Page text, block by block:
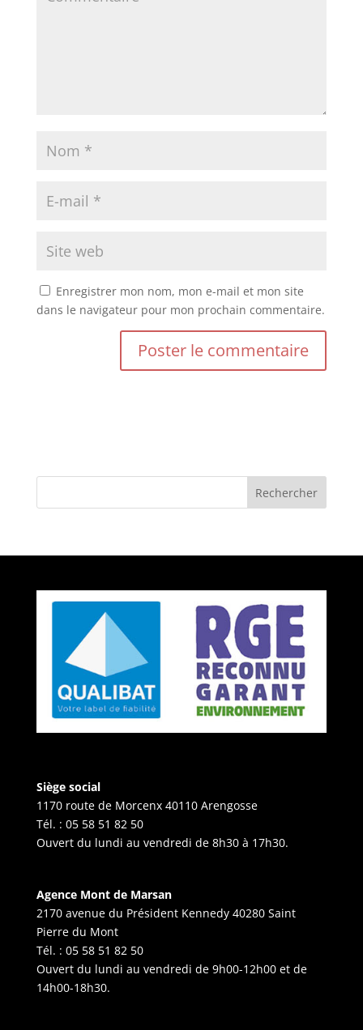
Enregistrer mon nom, mon e-mail et mon site
dans le navigateur pour mon prochain commentaire.
Rechercher
Siège social
1170 route de Morcenx 40110 Arengosse
Tél. : 05 58 51 82 50
Ouvert du lundi au vendredi de 8h30 à 17h30.
Agence Mont de Marsan
2170 avenue du Président Kennedy 40280 Saint
Pierre du Mont
Tél. : 05 58 51 82 50
Ouvert du lundi au vendredi de 9h00-12h00 et de
14h00-18h30.